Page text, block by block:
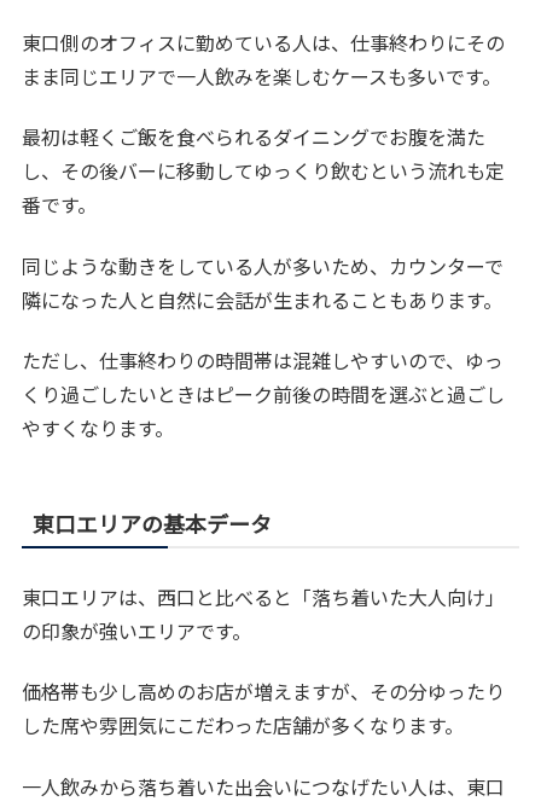
東口側のオフィスに勤めている人は、仕事終わりにその
まま同じエリアで一人飲みを楽しむケースも多いです。
最初は軽くご飯を食べられるダイニングでお腹を満た
し、その後バーに移動してゆっくり飲むという流れも定
番です。
同じような動きをしている人が多いため、カウンターで
隣になった人と自然に会話が生まれることもあります。
ただし、仕事終わりの時間帯は混雑しやすいので、ゆっ
くり過ごしたいときはピーク前後の時間を選ぶと過ごし
やすくなります。
東口エリアの基本データ
東口エリアは、西口と比べると「落ち着いた大人向け」
の印象が強いエリアです。
価格帯も少し高めのお店が増えますが、その分ゆったり
した席や雰囲気にこだわった店舗が多くなります。
一人飲みから落ち着いた出会いにつなげたい人は、東口